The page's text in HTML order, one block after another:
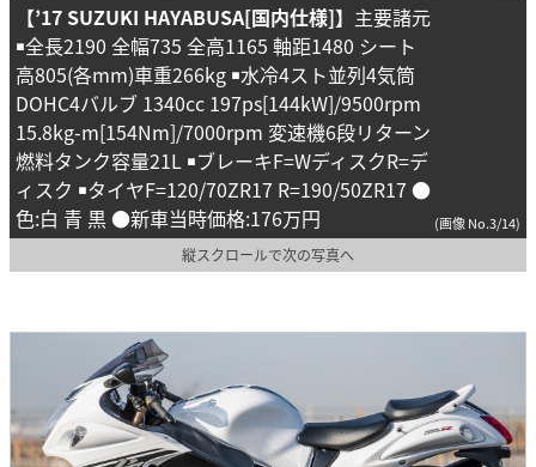
【’17 SUZUKI HAYABUSA[国内仕様]】 主要諸元
￭全長2190 全幅735 全高1165 軸距1480 シート
高805(各mm)車重266kg ￭水冷4スト並列4気筒
DOHC4バルブ 1340cc 197ps[144kW]/9500rpm
15.8kg-m[154Nm]/7000rpm 変速機6段リターン
燃料タンク容量21L ￭ブレーキF=WディスクR=デ
ィスク ￭タイヤF=120/70ZR17 R=190/50ZR17 ●
色:白 青 黒 ●新車当時価格:176万円
(画像 No.3/14)
縦スクロールで次の写真へ